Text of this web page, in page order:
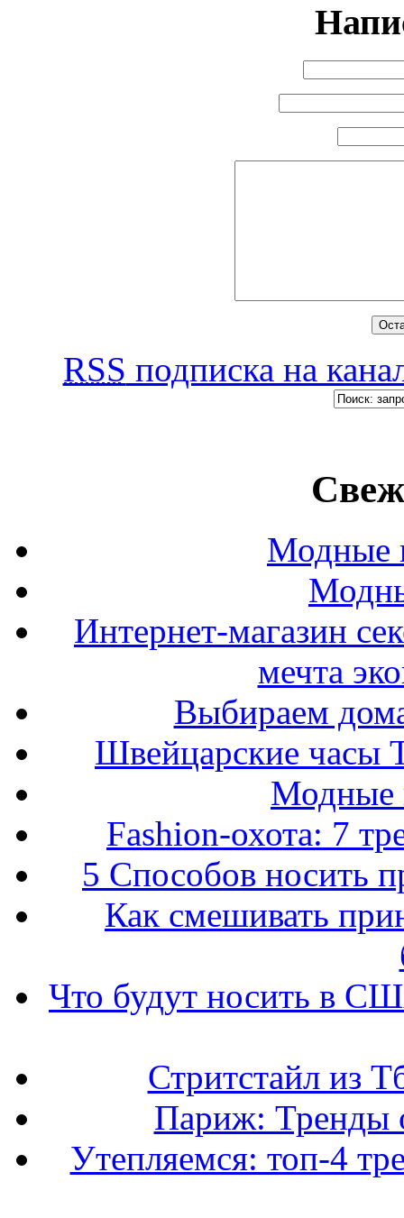
RSS подписка на
Модные
Интернет-магазин
мечта
Выбираем
Швейцарские часы
Модные
Fashion-охота: 7
5 Способов носить
Как смешивать
Что будут носить в
Стритстайл из
Париж: Тренды
Утепляемся: топ-4